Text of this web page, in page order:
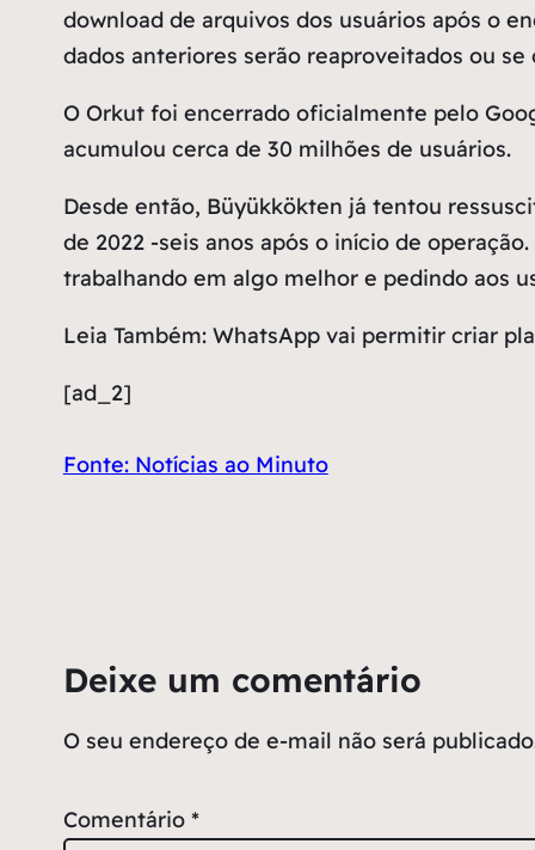
download de arquivos dos usuários após o
dados anteriores serão reaproveitados ou
O Orkut foi encerrado oficialmente pelo
acumulou cerca de 30 milhões de usuários.
Desde então, Büyükkökten já tentou
de 2022 -seis anos após o início de
trabalhando em algo melhor e pedindo aos
Leia Também: WhatsApp vai permitir criar
[ad_2]
Fonte: Notícias ao Minuto
Deixe um comentário
O seu endereço de e-mail não será
Comentário *